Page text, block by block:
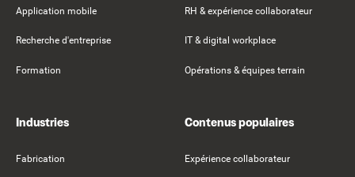
Application mobile
Recherche d'entreprise
Formation
RH & expérience collaborateur
IT & digital workplace
Opérations & équipes terrain
Industries
Fabrication
Contenus populaires
Expérience collaborateur